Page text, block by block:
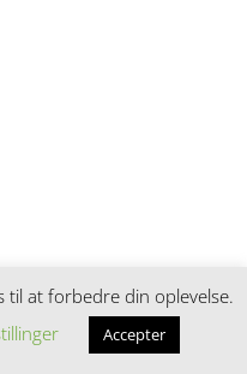
til at forbedre din oplevelse.
Accepter